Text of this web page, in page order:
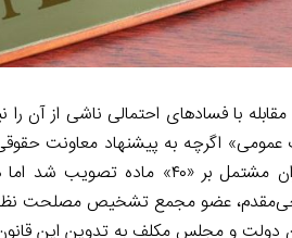
مقابله با فسادهای احتمالی ناشی از آن
اگرچه به پیشنهاد معاونت
طی‌کردن مراحل بررسی، در جلسه ۱۹ آبان ۱۳۹۸
عضو مجمع تشخیص مصلحت
و مجلس مکلف به تدوین این